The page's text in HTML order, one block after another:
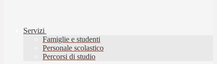
Servizi
Famiglie e studenti
Personale scolastico
Percorsi di studio